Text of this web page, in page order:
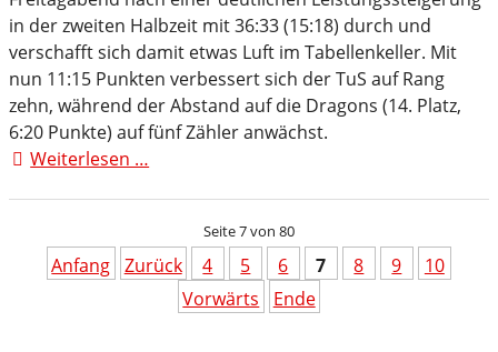
in der zweiten Halbzeit mit 36:33 (15:18) durch und
verschafft sich damit etwas Luft im Tabellenkeller. Mit
nun 11:15 Punkten verbessert sich der TuS auf Rang
zehn, während der Abstand auf die Dragons (14. Platz,
6:20 Punkte) auf fünf Zähler anwächst.
Weiterlesen …
Rückstand
und
feiert
Seite 7 von 80
Anfang Zurück 4 5 6 7 8 9
10
Vorwärts
Ende